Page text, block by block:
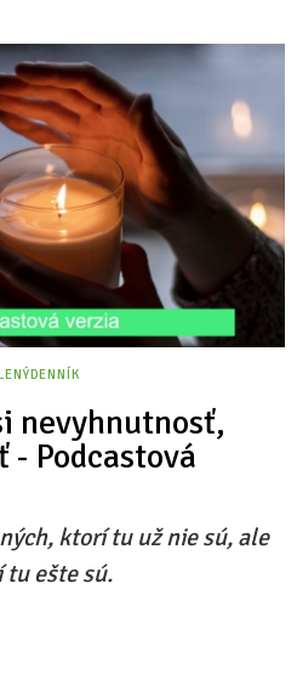
nevyhnutnosť,
- Podcastová
ktorí tu už nie sú, ale
ešte sú.